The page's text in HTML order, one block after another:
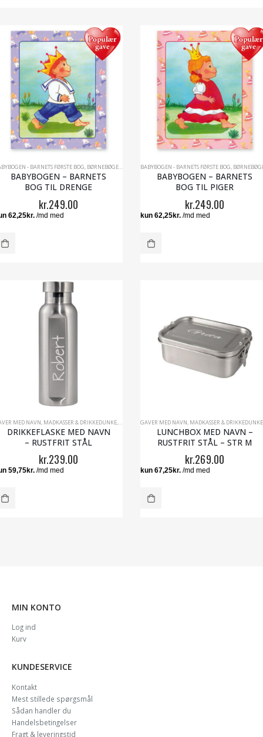
- BARNETS FØRSTE BOG, BØRNEBØGER MED NAVN ,DÅBSGAVER MED NAVN,DÅBSGAVER TIL
BABYBOGEN – BARNETS
BOG TIL DRENGE
kr.249.00
BABYBOGEN - BARNETS FØRSTE BOG, BØRNEBØGER MED
BABYBOGEN – BARNETS
BOG TIL PIGER
kr.249.00
MED NAVN, MADKASSER & DRIKKEDUNKE, TING TIL SKOLEN
DRIKKEFLASKE MED NAVN
– RUSTFRIT STÅL
kr.239.00
GAVER MED NAVN, MADKASSER & DRIKKEDUNKE
LUNCHBOX MED NAVN –
RUSTFRIT STÅL – STR M
kr.269.00
MIN KONTO
Log ind
Kurv
KUNDESERVICE
Kontakt
Mest stillede spørgsmål
Sådan handler du
Handelsbetingelser
Fragt & leveringstid